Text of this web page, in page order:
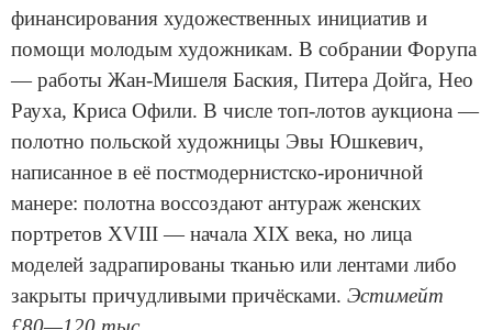
финансирования художественных инициатив и
помощи молодым художникам. В собрании Форупа
— работы Жан-Мишеля Баския, Питера Дойга, Нео
Рауха, Криса Офили. В числе топ-лотов аукциона —
полотно польской художницы Эвы Юшкевич,
написанное в её постмодернистско-ироничной
манере: полотна воссоздают антураж женских
портретов XVIII — начала XIX века, но лица
моделей задрапированы тканью или лентами либо
закрыты причудливыми причёсками. Эстимейт